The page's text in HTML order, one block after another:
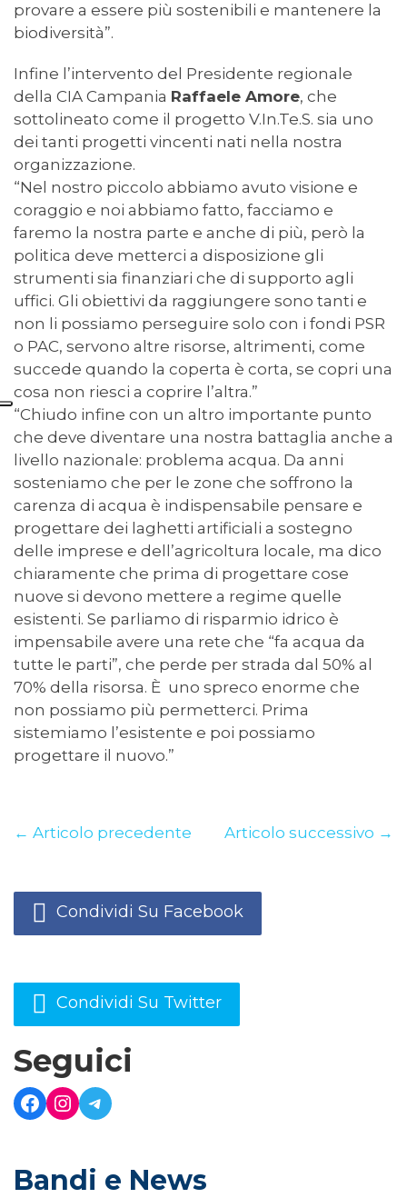
provare a essere più sostenibili e mantenere la
biodiversità”.
Infine l’intervento del Presidente regionale
della CIA Campania Raffaele Amore, che
sottolineato come il progetto V.In.Te.S. sia uno
dei tanti progetti vincenti nati nella nostra
organizzazione.
“Nel nostro piccolo abbiamo avuto visione e
coraggio e noi abbiamo fatto, facciamo e
faremo la nostra parte e anche di più, però la
politica deve metterci a disposizione gli
strumenti sia finanziari che di supporto agli
uffici. Gli obiettivi da raggiungere sono tanti e
non li possiamo perseguire solo con i fondi PSR
o PAC, servono altre risorse, altrimenti, come
succede quando la coperta è corta, se copri una
cosa non riesci a coprire l’altra.”
“Chiudo infine con un altro importante punto
che deve diventare una nostra battaglia anche a
livello nazionale: problema acqua. Da anni
sosteniamo che per le zone che soffrono la
carenza di acqua è indispensabile pensare e
progettare dei laghetti artificiali a sostegno
delle imprese e dell’agricoltura locale, ma dico
chiaramente che prima di progettare cose
nuove si devono mettere a regime quelle
esistenti. Se parliamo di risparmio idrico è
impensabile avere una rete che “fa acqua da
tutte le parti”, che perde per strada dal 50% al
70% della risorsa. È uno spreco enorme che
non possiamo più permetterci. Prima
sistemiamo l’esistente e poi possiamo
progettare il nuovo.”
← Articolo precedente Articolo successivo →
Condividi Su Facebook
Condividi Su Twitter
Seguici
Bandi e News